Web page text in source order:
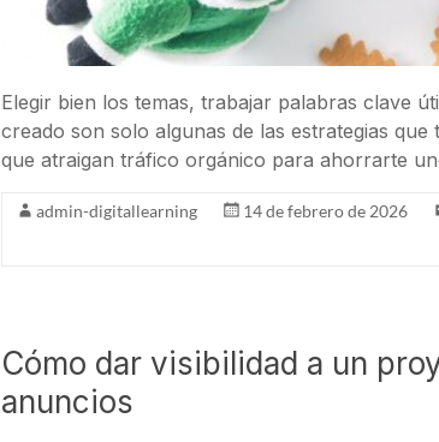
Elegir bien los temas, trabajar palabras clave
creado son solo algunas de las estrategias
que atraigan tráfico orgánico para ahorrarte
admin-digitallearning 14 de febrero de 2026
Cómo dar visibilidad a un
anuncios